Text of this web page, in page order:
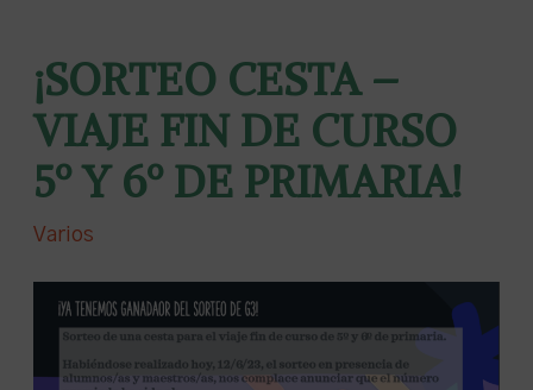
¡SORTEO CESTA –
VIAJE FIN DE CURSO
5º Y 6º DE PRIMARIA!
Varios